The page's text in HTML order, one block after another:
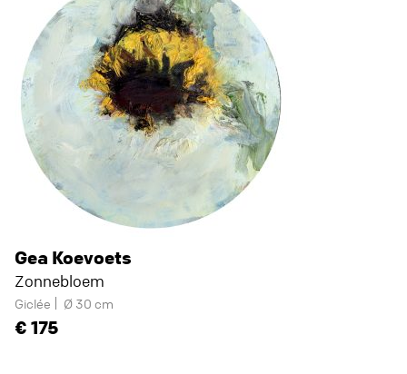
Gea Koevoets
Zonnebloem
Giclée Ø 30 cm
175